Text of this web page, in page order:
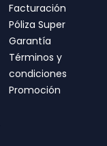
Facturación
Póliza Super
Garantía
Términos y
condiciones
Promoción